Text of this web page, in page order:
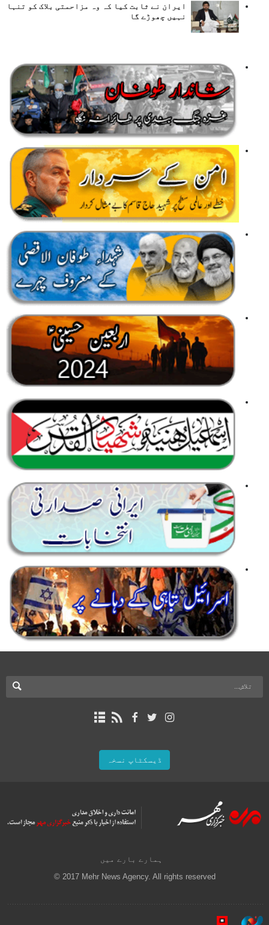
ایران نے ثابت کیا کہ وہ مزاحمتی بلاک کو تنہا
نہیں چھوڑے گا
ڈیسکٹاپ نسخہ
ہمارے بارے میں
© 2017 Mehr News Agency. All rights reserved